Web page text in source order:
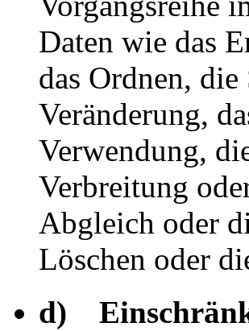
Daten wie das
das Ordnen,
Veränderung,
Verwendung,
Verbreitung
Abgleich oder
Löschen oder
d)